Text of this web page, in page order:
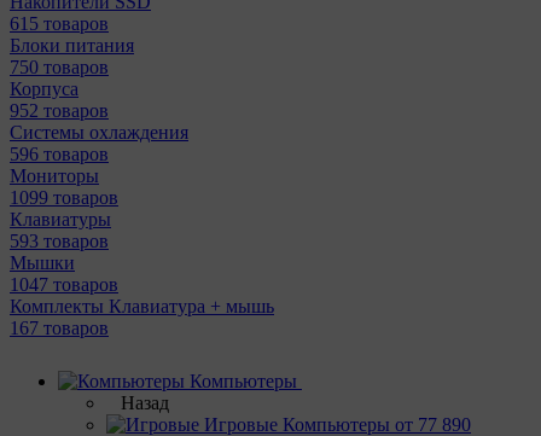
615 товаров
Блоки питания
750 товаров
Корпуса
952 товаров
Системы охлаждения
596 товаров
Мониторы
1099 товаров
Клавиатуры
593 товаров
Мышки
1047 товаров
Комплекты Клавиатура + мышь
167 товаров
Компьютеры
Назад
Игровые Компьютеры от 77 890